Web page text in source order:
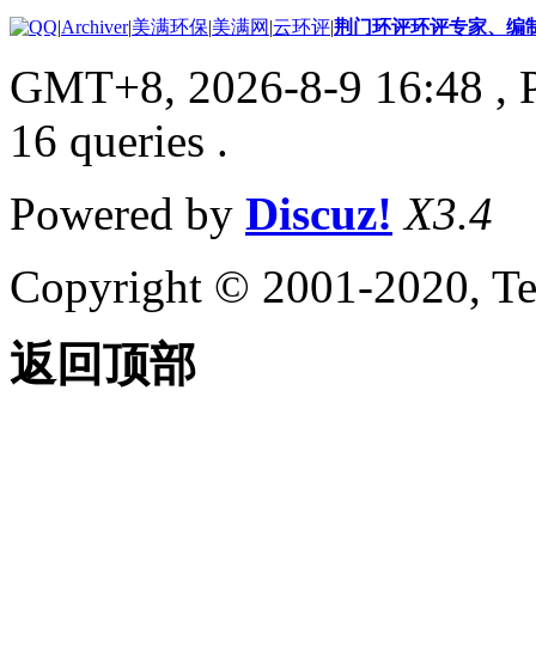
|Archiver|美满环保|美满网 |云环评|荆门环评环评专家、编
GMT+8, 2026-8-9 16:48 ,
16 queries .
Powered by Discuz! X3.4
Copyright © 2001-2020,
返回顶部